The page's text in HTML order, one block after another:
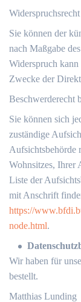
Widerspruchsrecht
Sie können der
nach Maßgabe
Widerspruch kann
Zwecke der
Beschwerderecht
Sie können sich
zuständige
Aufsichtsbehörde
Wohnsitzes, Ihrer
Liste der
mit Anschrift
https://
node.html.
Wir haben für
bestellt.
Matthias Lunding